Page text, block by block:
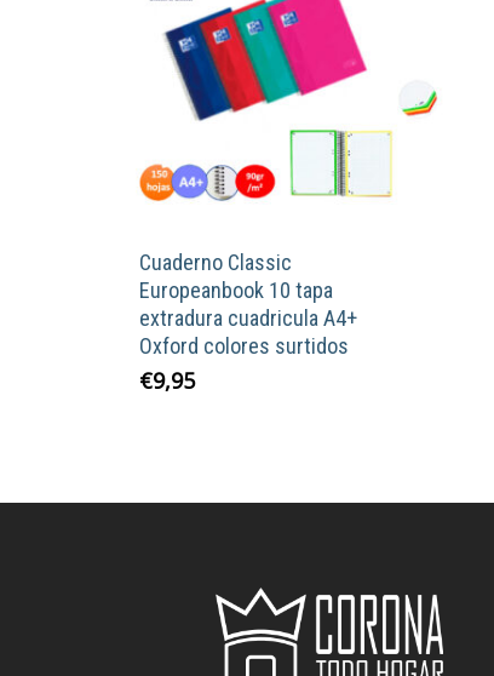
Cuaderno Classic
Europeanbook 10 tapa
extradura cuadricula A4+
Oxford colores surtidos
€9,95
variantes.
se
elegir